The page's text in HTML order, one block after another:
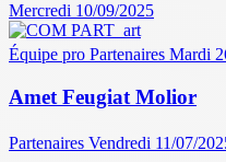
Mercredi 10/09/2025
Équipe pro Partenaires Mardi
Amet Feugiat Molior
Partenaires Vendredi 11/07/